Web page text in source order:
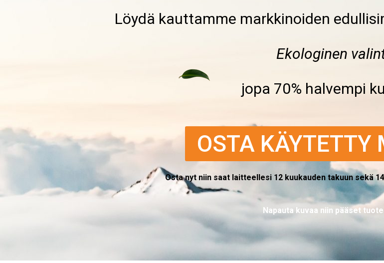
Löydä kauttamme markkinoiden
Ekologinen
jopa 70% halvempi
OSTA KÄYTETTY
Osta nyt niin saat laitteellesi 12 kuukauden takuun sekä
Napauta kuvaa niin pääset